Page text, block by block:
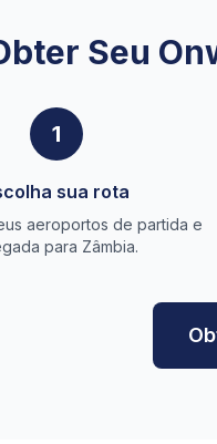
Seu
1
sua rota
aeroportos de partida e
para Zâmbia.